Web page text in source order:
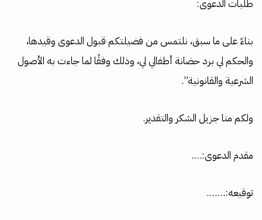
طلبات الدعوى:
بناءً على ما سبق، نلتمس من فضيلتكم قبول الدعوى وقيدها،
والحكم لي برد حضانة أطفالي لي، وذلك وفقًا لما جاءت به الأصول
الشرعية والقانونية”.
ولكم منا جزيل الشكر والتقدير.
مقدم الدعوى:….
توقيعه:…….